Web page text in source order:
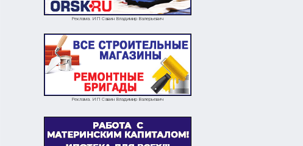
Реклама. ИП Савин Владимир Валерьевич
Реклама. ИП Савин Владимир Валерьевич